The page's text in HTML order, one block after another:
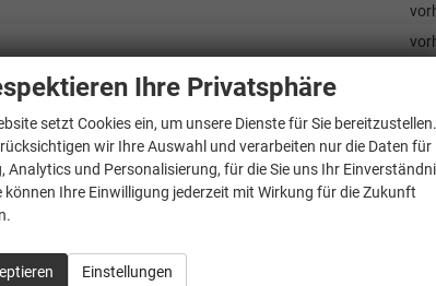
Ihre Privatsphäre
setzt Cookies ein, um unsere Dienste für Sie bereitzustellen.
wir Ihre Auswahl und verarbeiten nur die Daten für
Analytics und Personalisierung, für die Sie uns Ihr
können Ihre Einwilligung jederzeit mit Wirkung für die Zukunft
Einstellungen